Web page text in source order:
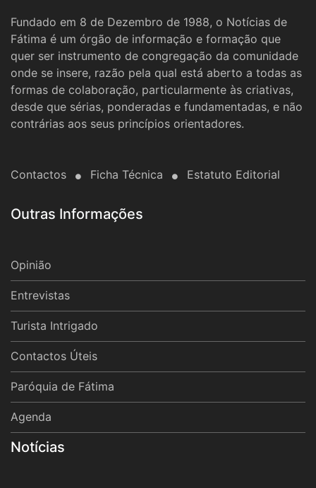
Fundado em 8 de Dezembro de 1988, o Notícias de
Fátima é um órgão de informação e formação que
quer ser instrumento de congregação da comunidade
onde se insere, razão pela qual está aberto a todas as
formas de colaboração, particularmente às criativas,
desde que sérias, ponderadas e fundamentadas, e não
contrárias aos seus princípios orientadores.
Contactos Ficha Técnica Estatuto Editorial
Outras Informações
Opinião
Entrevistas
Turista Intrigado
Contactos Úteis
Paróquia de Fátima
Agenda
Notícias